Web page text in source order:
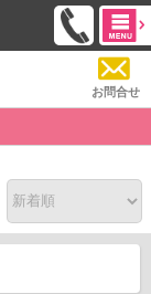
お問合せ